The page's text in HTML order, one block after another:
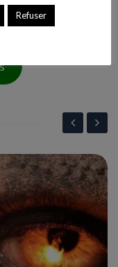
expérience et
Refuser